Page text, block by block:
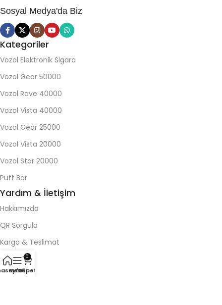
Sosyal Medya'da Biz
Kategoriler
Vozol Elektronik Sigara
Vozol Gear 50000
Vozol Rave 40000
Vozol Vista 40000
Vozol Gear 25000
Vozol Vista 20000
Vozol Star 20000
Puff Bar
Yardım & İletişim
Hakkımızda
QR Sorgula
Kargo & Teslimat
Blog
İletişim
Menü
0
Sepet